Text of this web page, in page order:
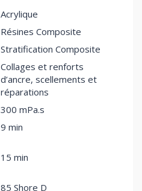
Acrylique
Résines Composite
Stratification Composite
Collages et renforts
d’ancre, scellements et
réparations
300 mPa.s
9 min
15 min
85 Shore D